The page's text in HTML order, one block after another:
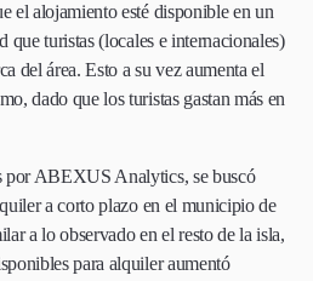
el alojamiento esté disponible en un
que turistas (locales e internacionales)
del área. Esto a su vez aumenta el
dado que los turistas gastan más en
por ABEXUS Analytics, se buscó
a corto plazo en el municipio de
a lo observado en el resto de la isla,
para alquiler aumentó